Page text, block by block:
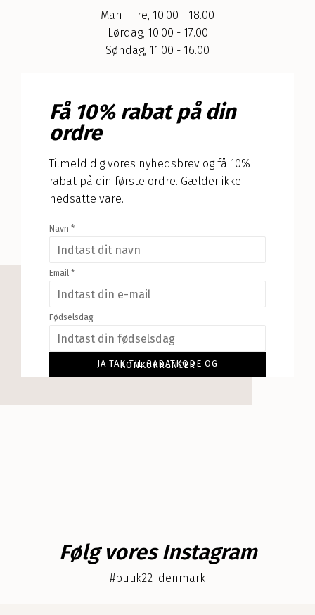
Man - Fre, 10.00 - 18.00
Lørdag, 10.00 - 17.00
Søndag, 11.00 - 16.00
Få 10% rabat på din
ordre
Tilmeld dig vores nyhedsbrev og få 10%
rabat på din første ordre. Gælder ikke
nedsatte vare.
Navn *
Email *
Fødselsdag
JA TAK TIL RABATKODE OG KONKURRENCER
Følg vores Instagram
#butik22_denmark